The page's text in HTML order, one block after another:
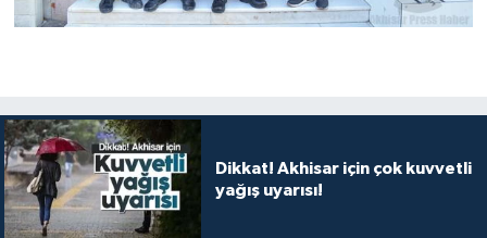
Dikkat! Akhisar için çok kuvvetli
yağış uyarısı!